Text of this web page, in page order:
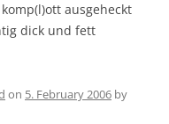
ausgeheckt
dick und fett
on 5. February 2006 by